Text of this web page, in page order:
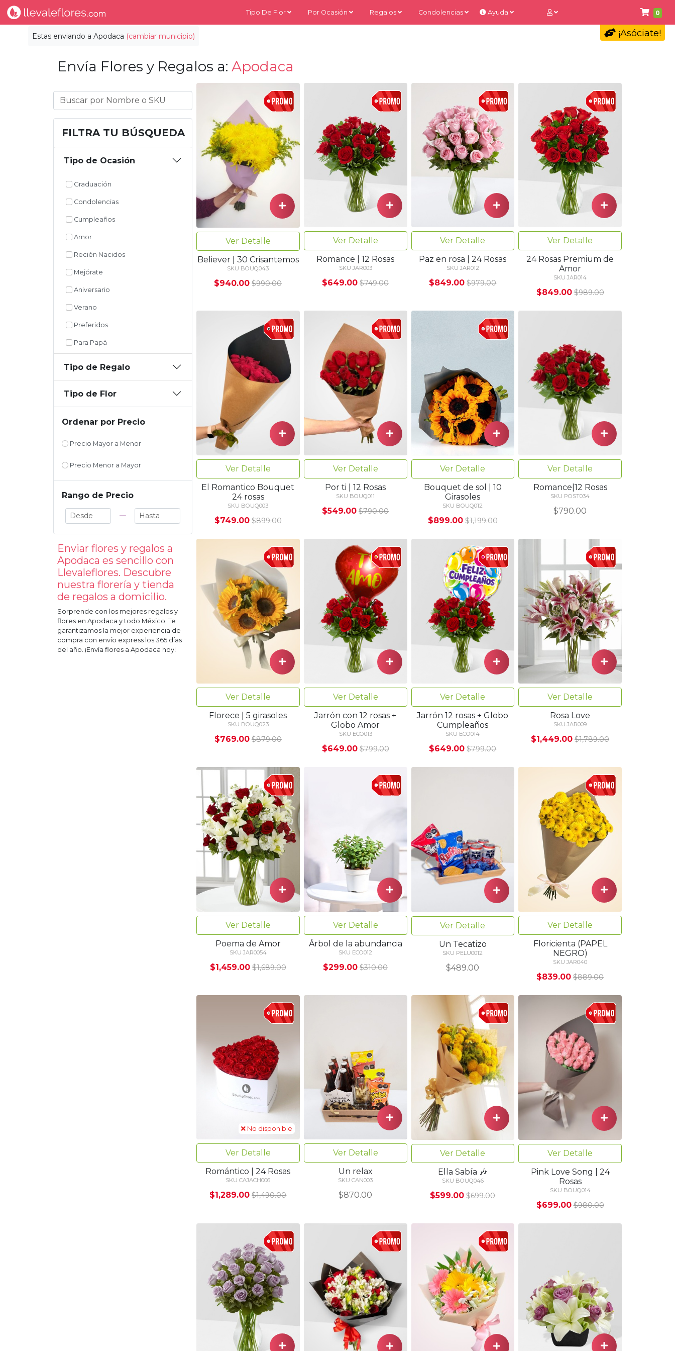
0
Estas enviando a Apodaca (cambiar municipio)
Tipo De Flor Por Ocasión Regalos Condolencias Ayuda
¡Asóciate!
Envía Flores y Regalos a: Apodaca
FILTRA TU BÚSQUEDA
Tipo de Ocasión
Graduación
Condolencias
Cumpleaños
Amor
Recién Nacidos
Mejórate
Aniversario
Verano
Preferidos
Para Papá
Tipo de Regalo
Tipo de Flor
Ordenar por Precio
Precio Mayor a Menor
Precio Menor a Mayor
Rango de Precio
—
Enviar flores y regalos a
Apodaca es sencillo con
Llevaleflores. Descubre
nuestra florería y tienda
de regalos a domicilio.
Sorprende con los mejores regalos y
flores en Apodaca y todo México. Te
garantizamos la mejor experiencia de
compra con envío express los 365 días
del año. ¡Envía flores a Apodaca hoy!
Ver Detalle
Believer | 30 Crisantemos
SKU BOUQ043
$940.00 $990.00
Ver Detalle
Romance | 12 Rosas
SKU JAR003
$649.00 $749.00
Ver Detalle
Paz en rosa | 24 Rosas
SKU JAR012
$849.00 $979.00
Ver Detalle
24 Rosas Premium de
Amor
SKU JAR014
$849.00 $989.00
Ver Detalle
El Romantico Bouquet
24 rosas
SKU BOUQ003
$749.00 $899.00
Ver Detalle
Por ti | 12 Rosas
SKU BOUQ011
$549.00 $790.00
Ver Detalle
Bouquet de sol | 10
Girasoles
SKU BOUQ012
$899.00 $1,199.00
Ver Detalle
Romance|12 Rosas
SKU POST034
$790.00
Ver Detalle
Florece | 5 girasoles
SKU BOUQ023
$769.00 $879.00
Ver Detalle
Jarrón con 12 rosas +
Globo Amor
SKU ECO013
$649.00 $799.00
Ver Detalle
Jarrón 12 rosas + Globo
Cumpleaños
SKU ECO014
$649.00 $799.00
Ver Detalle
Rosa Love
SKU JAR009
$1,449.00 $1,789.00
Ver Detalle
Poema de Amor
SKU JAR0054
$1,459.00 $1,689.00
Ver Detalle
Árbol de la abundancia
SKU ECO012
$299.00 $310.00
Ver Detalle
Un Tecatizo
SKU PELU0012
$489.00
Ver Detalle
Floricienta (PAPEL
NEGRO)
SKU JAR040
$839.00 $889.00
No disponible
Ver Detalle
Romántico | 24 Rosas
SKU CAJACH006
$1,289.00 $1,490.00
Ver Detalle
Un relax
SKU CAN003
$870.00
Ver Detalle
Ella Sabía 🎶
SKU BOUQ046
$599.00 $699.00
Ver Detalle
Pink Love Song | 24
Rosas
SKU BOUQ014
$699.00 $980.00